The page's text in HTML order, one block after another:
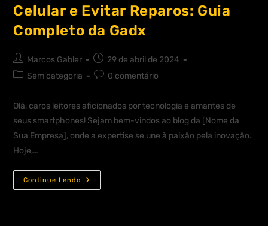
Celular e Evitar Reparos: Guia
Completo da Gadx
Marcos Gabler
29 de abril de 2024
Sem categoria
0 comentário
Olá, caros leitores aficionados por tecnologia e amantes de
seus smartphones! Sejam bem-vindos ao blog da [Nome da
Sua Empresa], onde a expertise se une à paixão pela inovação.
Hoje,…
Continue Lendo